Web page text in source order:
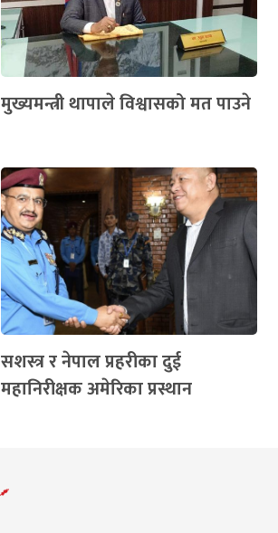
मुख्यमन्त्री थापाले विश्वासको मत पाउने
सशस्त्र र नेपाल प्रहरीका दुई
महानिरीक्षक अमेरिका प्रस्थान